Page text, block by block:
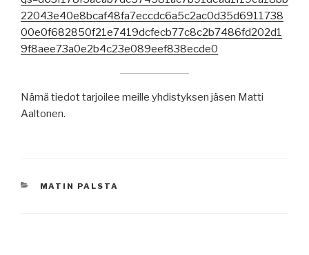
22043e40e8bcaf48fa7eccdc6a5c2ac0d35d6911738
00e0f682850f21e7419dcfecb77c8c2b7486fd202d1
9f8aee73a0e2b4c23e089eef838ecde0
Nämä tiedot tarjoilee meille yhdistyksen jäsen Matti
Aaltonen.
KATEGORIAT
MATIN PALSTA